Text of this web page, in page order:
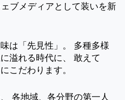
ブメディアとして装いを新
は「先見性」。 多種多様
溢れる時代に、 敢えて
こだわります。
各地域、各分野の第一人